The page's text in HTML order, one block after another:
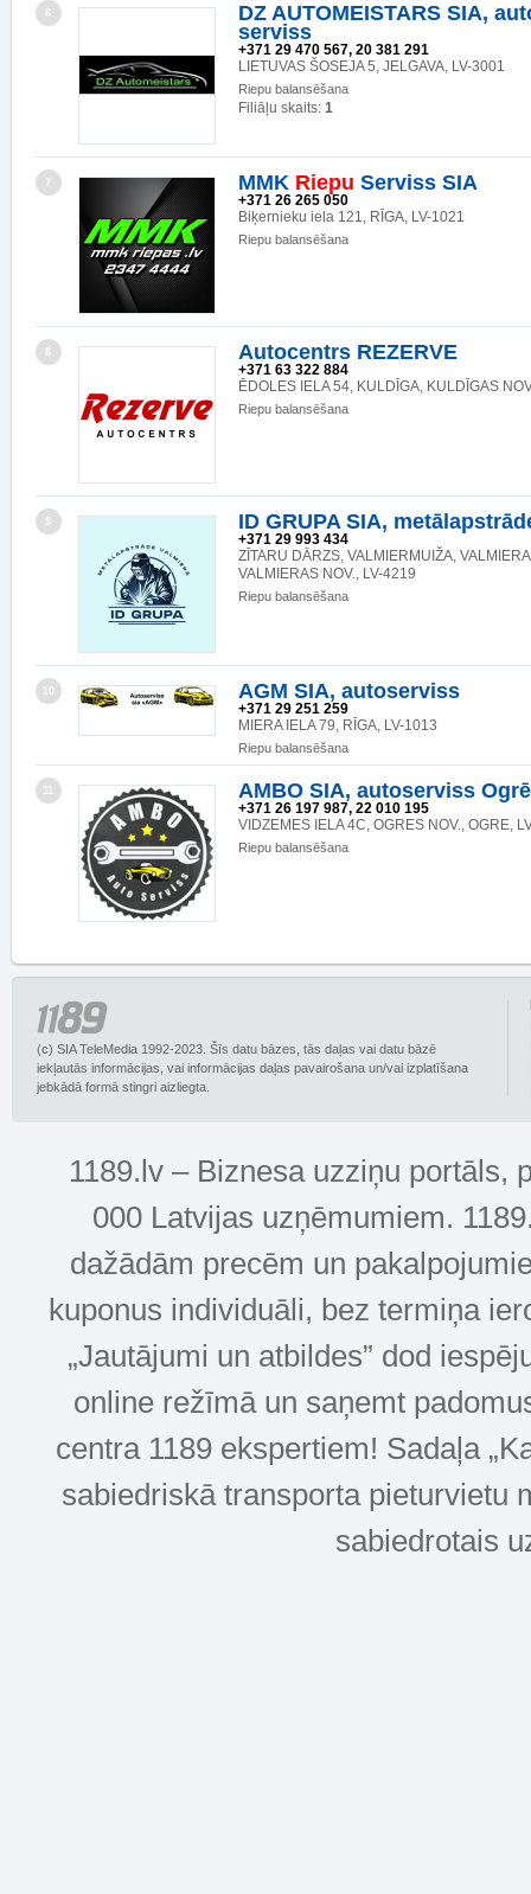
6
DZ AUTOMEISTARS SIA,
serviss
+371 29 470 567, 20 381 291
LIETUVAS ŠOSEJA 5, JELGAVA, LV-3001
Riepu balansēšana
Filiāļu skaits: 1
7 MMK Riepu Serviss SIA
+371 26 265 050
Biķernieku iela 121, RĪGA, LV-1021
Riepu balansēšana
8 Autocentrs REZERVE
+371 63 322 884
ĒDOLES IELA 54, KULDĪGA, KULDĪGAS
Riepu balansēšana
9 ID GRUPA SIA,
+371 29 993 434
ZĪTARU DĀRZS, VALMIERMUIŽA,
VALMIERAS NOV., LV-4219
Riepu balansēšana
10 AGM SIA, autoserviss
+371 29 251 259
MIERA IELA 79, RĪGA, LV-1013
Riepu balansēšana
11 AMBO SIA, autoserviss Ogrē
+371 26 197 987, 22 010 195
VIDZEMES IELA 4C, OGRES NOV., OGRE,
Riepu balansēšana
(c) SIA TeleMedia 1992-2023. Šīs datu bāzes, tās daļas vai datu bāzē
iekļautās informācijas, vai informācijas daļas pavairošana un/vai izplatīšana
jebkādā formā stingri aizliegta.
1189.lv – Biznesa uzziņu portāls,
000 Latvijas uzņēmumiem.
dažādām precēm un
kuponus individuāli, bez termiņa
„Jautājumi un atbildes” dod
online režīmā un saņemt
centra 1189 ekspertiem! Sadaļa
sabiedriskā transporta pieturvietu
sabiedrotais